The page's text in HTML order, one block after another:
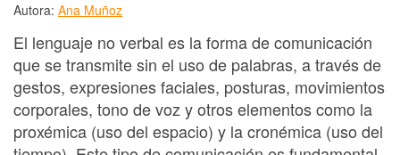
Autora: Ana Muñoz
El lenguaje no verbal es la forma de comunicación
que se transmite sin el uso de palabras, a través de
gestos, expresiones faciales, posturas, movimientos
corporales, tono de voz y otros elementos como la
proxémica (uso del espacio) y la cronémica (uso del